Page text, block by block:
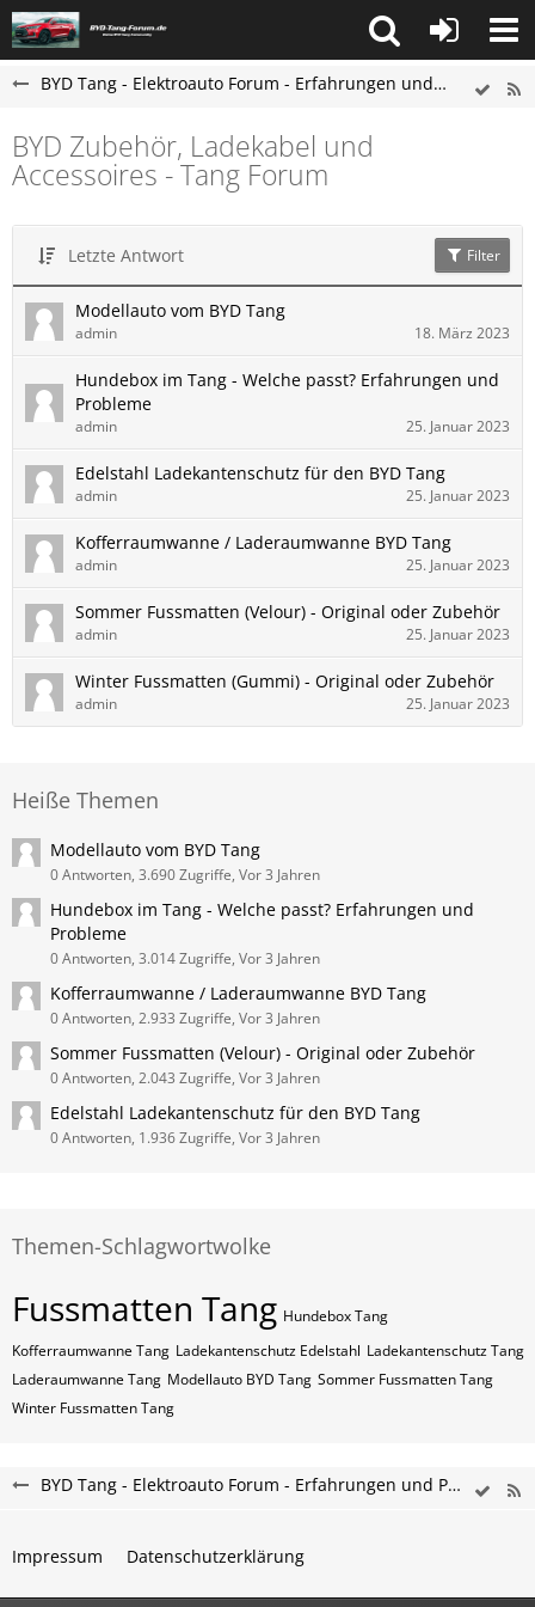
BYD Tang - Elektroauto Forum - Erfahrungen und Probleme
BYD Zubehör, Ladekabel und
Accessoires - Tang Forum
Letzte Antwort Filter
Modellauto vom BYD Tang
admin 18. März 2023
Hundebox im Tang - Welche passt? Erfahrungen und
Probleme
admin 25. Januar 2023
Edelstahl Ladekantenschutz für den BYD Tang
admin 25. Januar 2023
Kofferraumwanne / Laderaumwanne BYD Tang
admin 25. Januar 2023
Sommer Fussmatten (Velour) - Original oder Zubehör
admin 25. Januar 2023
Winter Fussmatten (Gummi) - Original oder Zubehör
admin 25. Januar 2023
Heiße Themen
Modellauto vom BYD Tang
0 Antworten, 3.690 Zugriffe, Vor 3 Jahren
Hundebox im Tang - Welche passt? Erfahrungen und
Probleme
0 Antworten, 3.014 Zugriffe, Vor 3 Jahren
Kofferraumwanne / Laderaumwanne BYD Tang
0 Antworten, 2.933 Zugriffe, Vor 3 Jahren
Sommer Fussmatten (Velour) - Original oder Zubehör
0 Antworten, 2.043 Zugriffe, Vor 3 Jahren
Edelstahl Ladekantenschutz für den BYD Tang
0 Antworten, 1.936 Zugriffe, Vor 3 Jahren
Themen-Schlagwortwolke
Fussmatten Tang Hundebox Tang
Kofferraumwanne Tang Ladekantenschutz Edelstahl Ladekantenschutz Tang
Laderaumwanne Tang Modellauto BYD Tang Sommer Fussmatten Tang
Winter Fussmatten Tang
BYD Tang - Elektroauto Forum - Erfahrungen und Probleme
Impressum Datenschutzerklärung